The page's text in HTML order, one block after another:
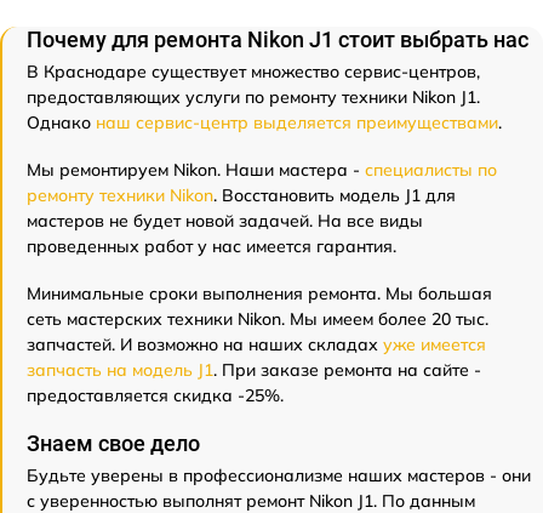
Почему для ремонта Nikon J1 стоит выбрать нас
В Краснодаре существует множество сервис-центров,
предоставляющих услуги по ремонту техники Nikon J1.
Однако наш сервис-центр выделяется преимуществами.
Мы ремонтируем Nikon. Наши мастера - специалисты по
ремонту техники Nikon. Восстановить модель J1 для
мастеров не будет новой задачей. На все виды
проведенных работ у нас имеется гарантия.
Минимальные сроки выполнения ремонта. Мы большая
сеть мастерских техники Nikon. Мы имеем более 20 тыс.
запчастей. И возможно на наших складах уже имеется
запчасть на модель J1. При заказе ремонта на сайте -
предоставляется скидка -25%.
Знаем свое дело
Будьте уверены в профессионализме наших мастеров - они
с уверенностью выполнят ремонт Nikon J1. По данным